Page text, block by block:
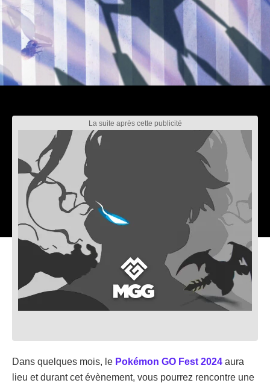
Dans quelques mois, le Pokémon GO Fest 2024 aura
lieu et durant cet évènement, vous pourrez rencontre une